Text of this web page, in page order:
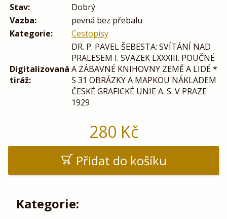
Stav:
Dobrý
Vazba:
pevná bez přebalu
Kategorie:
Cestopisy
Digitalizovaná
tiráž:
DR. P. PAVEL ŠEBESTA: SVÍTÁNÍ NAD
PRALESEM I. SVAZEK LXXXIII. POUČNÉ
A ZÁBAVNÉ KNIHOVNY ZEMĚ A LIDÉ *
S 31 OBRÁZKY A MAPKOU NÁKLADEM
ČESKÉ GRAFICKÉ UNIE A. S. V PRAZE
1929
280 Kč
Přidat do košíku
Kategorie: